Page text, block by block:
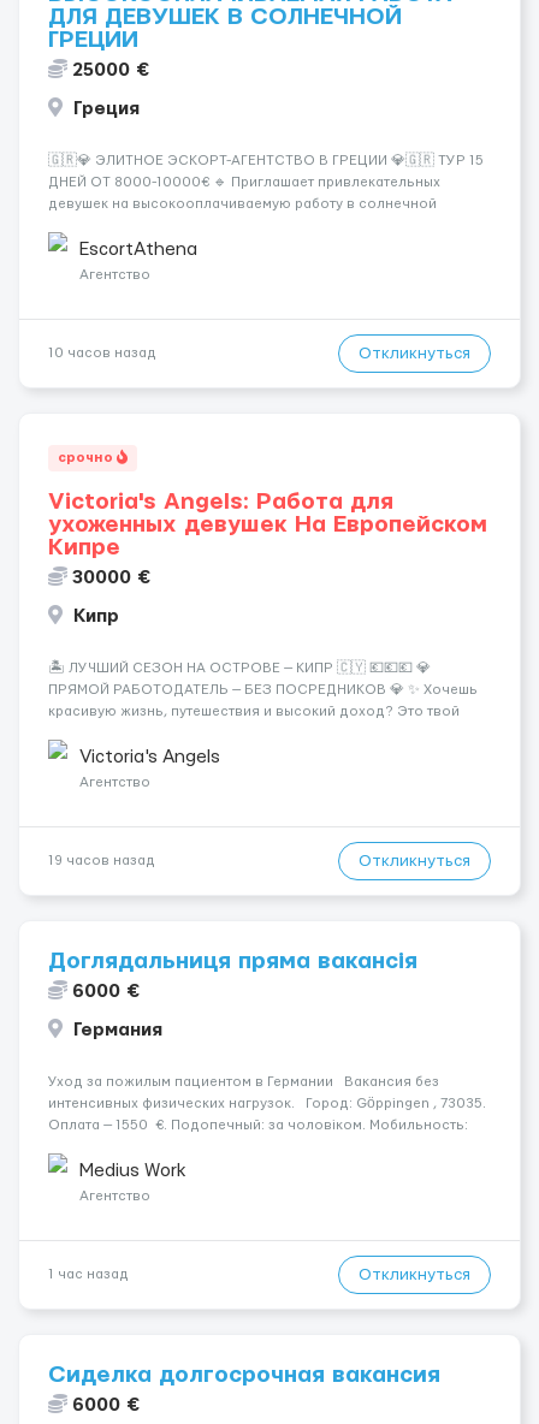
ДЛЯ ДЕВУШЕК В СОЛНЕЧНОЙ
ГРЕЦИИ
25000 €
Греция
🇬🇷💎 ЭЛИТНОЕ ЭСКОРТ-АГЕНТСТВО В ГРЕЦИИ 💎🇬🇷 ТУР 15
ДНЕЙ ОТ 8000-10000€ 🔹 Приглашает привлекательных
девушек на высокооплачиваемую работу в солнечной
хорошие деньги 💶 — это предложение для тебя! 🔹
Требования: ✔️ Возраст от ...
EscortAthena
Агентство
10 часов назад Откликнуться
срочно
Victoria's Angels: Работа для
ухоженных девушек На Европейском
Кипре
30000 €
Кипр
🏝️ ЛУЧШИЙ СЕЗОН НА ОСТРОВЕ — КИПР 🇨🇾 💶💶💶 💎
ПРЯМОЙ РАБОТОДАТЕЛЬ — БЕЗ ПОСРЕДНИКОВ 💎 ✨ Хочешь
красивую жизнь, путешествия и высокий доход? Это твой
Опытная команда с годами практики — Стабильный поток
клиентов (без ...
Victoria's Angels
Агентство
19 часов назад Откликнуться
Доглядальниця пряма вакансія
6000 €
Германия
Уход за пожилым пациентом в Германии Вакансия без
интенсивных физических нагрузок. Город: Göppingen , 73035.
Оплата — 1550 €. Подопечный: за чоловіком. Мобильность:
деменції. Ночной уход: ...
Medius Work
Агентство
1 час назад Откликнуться
Сиделка долгосрочная вакансия
6000 €